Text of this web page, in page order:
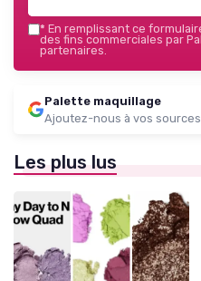
* En remplissant ce
des fins commerciales par
partenaires.
Palette maquillage
Ajoutez-nous à vos
Les plus lus